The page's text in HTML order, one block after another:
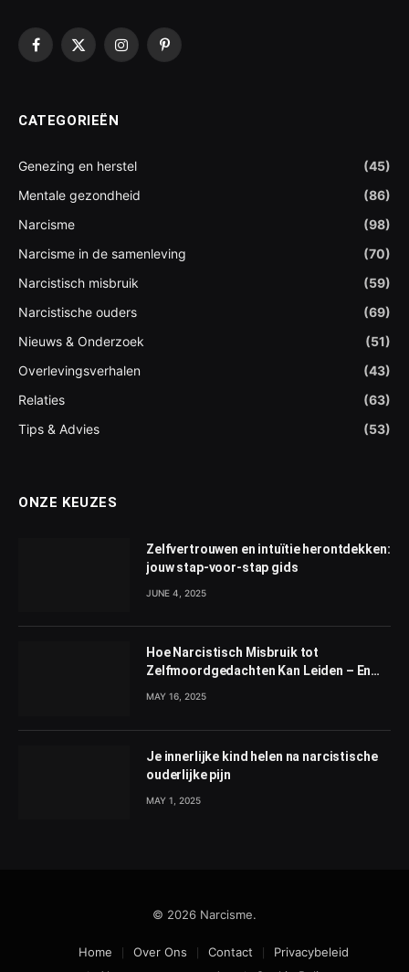
Facebook
X
InstagramPinterest
CATEGORIEËN
Genezing en herstel
(45)
Mentale gezondheid
(86)
Narcisme
(98)
Narcisme in de samenleving
(70)
Narcistisch misbruik
(59)
Narcistische ouders
(69)
Nieuws & Onderzoek
(51)
Overlevingsverhalen
(43)
Relaties
(63)
Tips & Advies
(53)
ONZE KEUZES
Zelfvertrouwen en intuïtie herontdekken:
jouw stap-voor-stap gids
JUNE 4, 2025
Hoe Narcistisch Misbruik tot
Zelfmoordgedachten Kan Leiden – En
Wat Je Kunt Doen
MAY 16, 2025
Je innerlijke kind helen na narcistische
ouderlijke pijn
MAY 1, 2025
© 2026 Narcisme.
Home Over Ons Contact
Privacybeleid